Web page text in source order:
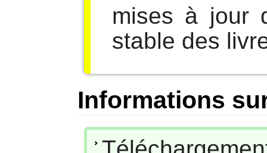
mises à jour
stable des
Informations